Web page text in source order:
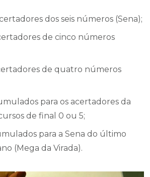
dos seis números (Sena);
de cinco números
de quatro números
para os acertadores da
de final 0 ou 5;
para a Sena do último
(Mega da Virada).